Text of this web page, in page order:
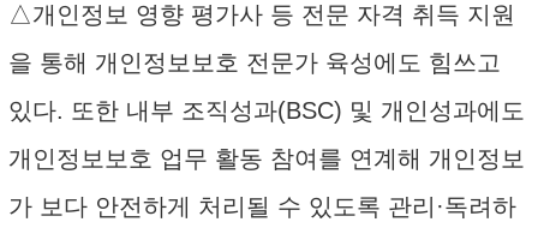
△개인정보 영향 평가사 등 전문 자격 취득 지원
을 통해 개인정보보호 전문가 육성에도 힘쓰고
있다. 또한 내부 조직성과(BSC) 및 개인성과에도
개인정보보호 업무 활동 참여를 연계해 개인정보
가 보다 안전하게 처리될 수 있도록 관리·독려하